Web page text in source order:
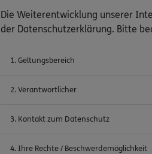
Die Weiterentwicklung unserer
der Datenschutzerklärung. Bitte
1. Geltungsbereich
2. Verantwortlicher
3. Kontakt zum Datenschutz
4. Ihre Rechte / Beschwerdemöglichkeit